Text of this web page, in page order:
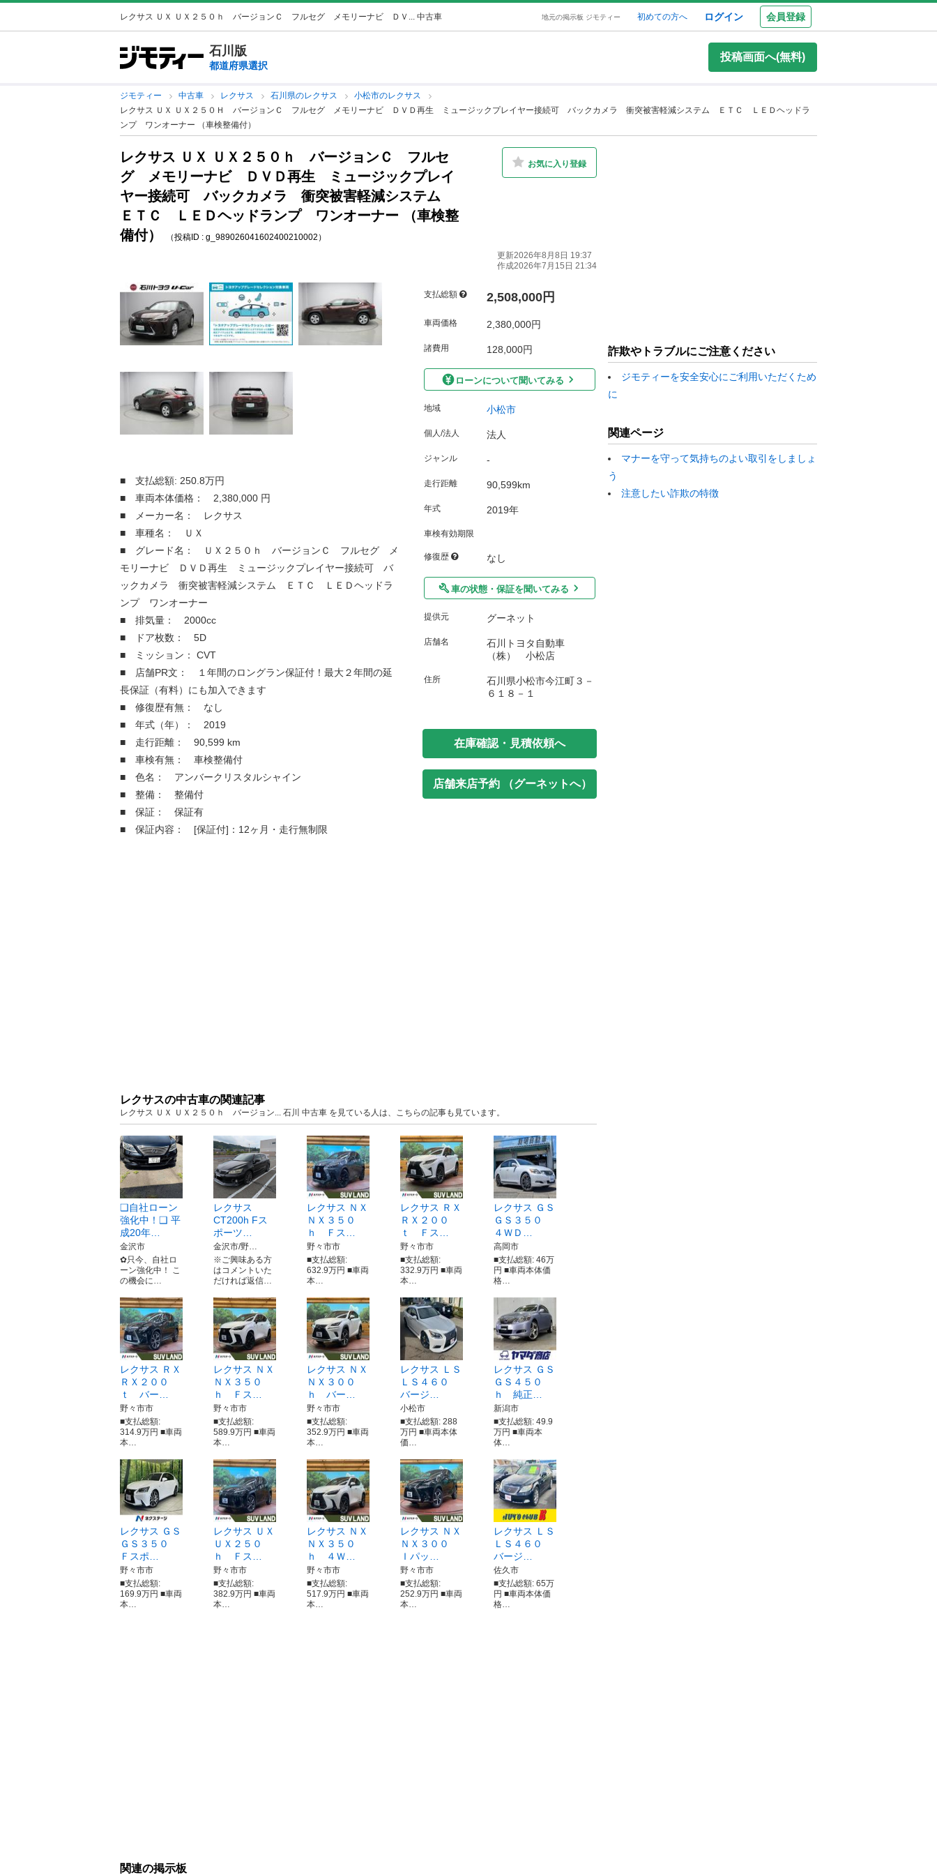
レクサス ＵＸ ＵＸ２５０ｈ バージョンＣ フルセグ メモリーナビ ＤＶ... 中古車 地元の掲示板 ジモティー 初めての方へ ログイン 会員登録
石川版
都道府県選択
投稿画面へ(無料)
ジモティー 中古車 レクサス 石川県のレクサス
小松市のレクサス
レクサス ＵＸ ＵＸ２５０Ｈ バージョンＣ フルセグ メモリーナビ ＤＶＤ再生 ミュージックプレイヤー接続可 バックカメラ 衝突被害軽減システム ＥＴＣ ＬＥＤヘッドラ
ンプ ワンオーナー （車検整備付）
レクサス ＵＸ ＵＸ２５０ｈ バージョンＣ フルセ
グ メモリーナビ ＤＶＤ再生 ミュージックプレイ
ヤー接続可 バックカメラ 衝突被害軽減システム
ＥＴＣ ＬＥＤヘッドランプ ワンオーナー （車検整
備付）
（投稿ID : g_989026041602400210002）
お気に入り登録
更新2026年8月8日 19:37
作成2026年7月15日 21:34
■ 支払総額: 250.8万円
■ 車両本体価格： 2,380,000 円
■ メーカー名： レクサス
■ 車種名： ＵＸ
■ グレード名： ＵＸ２５０ｈ バージョンＣ フルセグ メ
モリーナビ ＤＶＤ再生 ミュージックプレイヤー接続可 バ
ックカメラ 衝突被害軽減システム ＥＴＣ ＬＥＤヘッドラ
ンプ ワンオーナー
■ 排気量： 2000cc
■ ドア枚数： 5D
■ ミッション： CVT
■ 店舗PR文： １年間のロングラン保証付！最大２年間の延
長保証（有料）にも加入できます
■ 修復歴有無： なし
■ 年式（年）： 2019
■ 走行距離： 90,599 km
■ 車検有無： 車検整備付
■ 色名： アンバークリスタルシャイン
■ 整備： 整備付
■ 保証： 保証有
■ 保証内容： [保証付]：12ヶ月・走行無制限
支払総額 2,508,000円
車両価格 2,380,000円
諸費用 128,000円
ローンについて聞いてみる
地域 小松市
個人/法人 法人
ジャンル -
走行距離 90,599km
年式 2019年
車検有効期限
修復歴 なし
車の状態・保証を聞いてみる
提供元 グーネット
店舗名
石川トヨタ自動車
（株） 小松店
住所
石川県小松市今江町３－
６１８－１
在庫確認・見積依頼へ
店舗来店予約 （グーネットへ）
レクサスの中古車の関連記事
レクサス ＵＸ ＵＸ２５０ｈ バージョン... 石川 中古車 を見ている人は、こちらの記事も見ています。
❑自社ローン
強化中！❑ 平
成20年…
金沢市
✿只今、自社ロ
ーン強化中！ こ
の機会に…
レクサス
CT200h Fス
ポーツ…
金沢市/野…
※ご興味ある方
はコメントいた
だければ返信…
レクサス ＮＸ
ＮＸ３５０
ｈ Ｆス…
野々市市
■支払総額:
632.9万円 ■車両
本…
レクサス ＲＸ
ＲＸ２００
ｔ Ｆス…
野々市市
■支払総額:
332.9万円 ■車両
本…
レクサス ＧＳ
ＧＳ３５０
４ＷＤ…
高岡市
■支払総額: 46万
円 ■車両本体価
格…
レクサス ＲＸ
ＲＸ２００
ｔ バー…
野々市市
■支払総額:
314.9万円 ■車両
本…
レクサス ＮＸ
ＮＸ３５０
ｈ Ｆス…
野々市市
■支払総額:
589.9万円 ■車両
本…
レクサス ＮＸ
ＮＸ３００
ｈ バー…
野々市市
■支払総額:
352.9万円 ■車両
本…
レクサス ＬＳ
ＬＳ４６０
バージ…
小松市
■支払総額: 288
万円 ■車両本体
価…
レクサス ＧＳ
ＧＳ４５０
ｈ 純正…
新潟市
■支払総額: 49.9
万円 ■車両本
体…
レクサス ＧＳ
ＧＳ３５０
Ｆスポ…
野々市市
■支払総額:
169.9万円 ■車両
本…
レクサス ＵＸ
ＵＸ２５０
ｈ Ｆス…
野々市市
■支払総額:
382.9万円 ■車両
本…
レクサス ＮＸ
ＮＸ３５０
ｈ ４Ｗ…
野々市市
■支払総額:
517.9万円 ■車両
本…
レクサス ＮＸ
ＮＸ３００
Ｉパッ…
野々市市
■支払総額:
252.9万円 ■車両
本…
レクサス ＬＳ
ＬＳ４６０
バージ…
佐久市
■支払総額: 65万
円 ■車両本体価
格…
関連の掲示板
詐欺やトラブルにご注意ください
ジモティーを安全安心にご利用いただくため
に
関連ページ
マナーを守って気持ちのよい取引をしましょ
う
注意したい詐欺の特徴